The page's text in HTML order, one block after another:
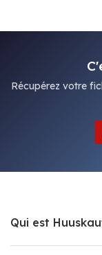
Récupérez votre
Qui est